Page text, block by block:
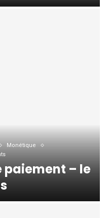
Monétique
paiement – le